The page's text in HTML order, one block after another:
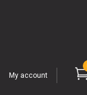
My account